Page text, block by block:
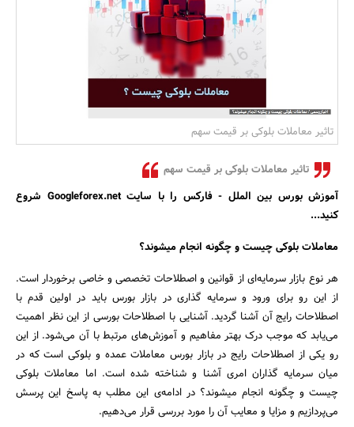
بانک، بیمه و سرمایه
تاثیر معاملات بلوکی بر قیمت سهم
تاثیر معاملات بلوکی بر قیمت سهم
آموزش بورس بین الملل - فارکس را با سایت Googleforex.net
شروع
کنید...
معاملات بلوکی چیست و چگونه انجام میشوند؟
هر نوع بازار سرمایه‌ای از قوانین و اصطلاحات تخصصی و خاصی برخوردار است.
از این رو برای ورود و سرمایه گذاری در بازار بورس باید در اولین قدم با
اصطلاحات رایج آن آشنا گردید. آشنایی با اصطلاحات بورسی از این نظر اهمیت
می‌یابد که موجب درک بهتر مفاهیم و آموزش‌های مرتبط با آن می‌شود. از این
رو یکی از اصطلاحات رایج در بازار بورس معاملات عمده و بلوکی است که در
میان سرمایه گذاران امری آشنا و شناخته شده است. اما معاملات بلوکی
چیست و چگونه انجام میشوند؟ در ادامه‌ی این مطلب به پاسخ این پرسش
می‌پردازیم و مزایا و معایب آن را مورد بررسی قرار می‌دهیم.